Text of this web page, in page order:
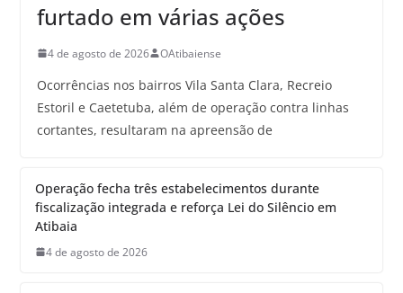
furtado em várias ações
4 de agosto de 2026 OAtibaiense
Ocorrências nos bairros Vila Santa Clara, Recreio
Estoril e Caetetuba, além de operação contra linhas
cortantes, resultaram na apreensão de
Operação fecha três estabelecimentos durante
fiscalização integrada e reforça Lei do Silêncio em
Atibaia
4 de agosto de 2026